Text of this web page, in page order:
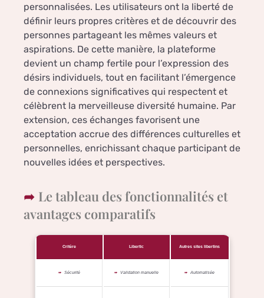
personnalisées. Les utilisateurs ont la liberté de
définir leurs propres critères et de découvrir des
personnes partageant les mêmes valeurs et
aspirations. De cette manière, la plateforme
devient un champ fertile pour l’expression des
désirs individuels, tout en facilitant l’émergence
de connexions significatives qui respectent et
célèbrent la merveilleuse diversité humaine. Par
extension, ces échanges favorisent une
acceptation accrue des différences culturelles et
personnelles, enrichissant chaque participant de
nouvelles idées et perspectives.
Le tableau des fonctionnalités et
avantages comparatifs
Critère Libertic Autres sites libertins
Sécurité Validation manuelle Automatisée